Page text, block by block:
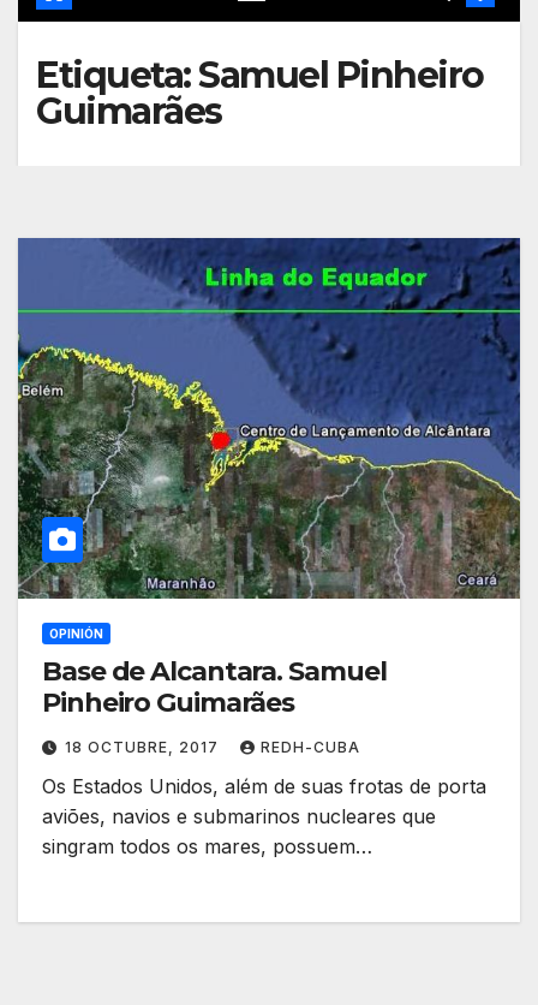
Etiqueta:Samuel Pinheiro
Guimarães
OPINIÓN
Base de Alcantara. Samuel
Pinheiro Guimarães
18 OCTUBRE, 2017 REDH-CUBA
Os Estados Unidos, além de suas frotas de porta
aviões, navios e submarinos nucleares que
singram todos os mares, possuem…